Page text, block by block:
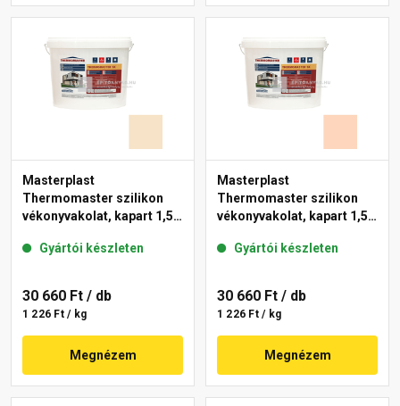
Masterplast
Thermomaster szilikon
vékonyvakolat, kapart 1,5
Gyártói készleten
30 660 Ft / db
1 226 Ft / kg
Megnézem
Masterplast
Thermomaster szilikon
vékonyvakolat, kapart 1,5
Gyártói készleten
30 660 Ft / db
1 226 Ft / kg
Megnézem